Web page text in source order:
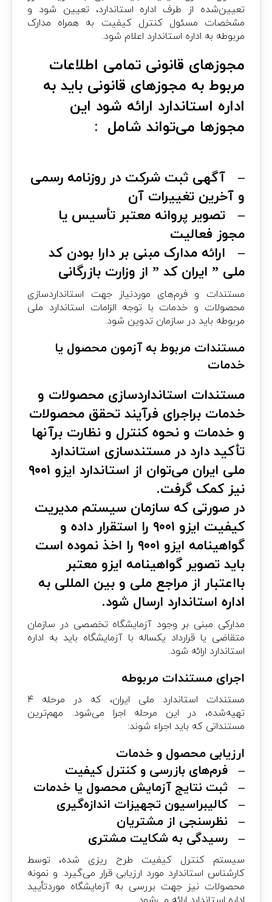
تعیین‌شده از طرف اداره استاندارد، تعیین شود و
مشخصات مسئول کنترل کیفیت به همراه مدارک
مربوطه به اداره استاندارد اعلام شود.
مجوزهای قانونی تمامی اطلاعات
مربوط به مجوزهای قانونی باید به
اداره استاندارد ارائه شود این
مجوزها می‌تواند شامل :
– آگهی ثبت شرکت در روزنامه رسمی
و آخرین تغییرات آن
– تصویر پروانه معتبر تأسیس یا
مجوز فعالیت
– ارائه مدارک مبنی بر دارا بودن کد
ملی ” ایران کد ” از وزارت بازرگانی
مستندات و فرم‌های موردنیاز جهت استانداردسازی
محصولات و خدمات با توجه الزامات استاندارد ملی
مربوطه باید در سازمان تدوین شود.
مستندات مربوط به آزمون محصول یا
خدمات
مستندات استانداردسازی محصولات و
خدمات براجرای فرآیند تحقق محصولات
و خدمات و نحوه کنترل و نظارت برآنها
تأکید دارد در مستندسازی استاندارد
ملی ایران می‌توان از استاندارد ایزو ۹۰۰۱
نیز کمک گرفت.
در صورتی که سازمان سیستم مدیریت
کیفیت ایزو ۹۰۰۱ را استقرار داده و
گواهینامه ایزو ۹۰۰۱ را اخذ نموده است
باید تصویر گواهینامه ایزو معتبر
بااعتبار از مراجع ملی و بین المللی به
اداره استاندارد ارسال شود.
مدارکی مبنی بر وجود آزمایشگاه تخصصی در سازمان
متقاضی یا قرارداد یکساله با آزمایشگاه باید به اداره
استاندارد ارائه شود.
اجرای مستندات مربوطه
مستندات استاندارد ملی ایران، که در مرحله ۴
تهیه‌شده، در این مرحله اجرا می‌شود. مهم‌ترین
مستنداتی که باید اجراء شوند:
ارزیابی محصول و خدمات
– فرم‌های بازرسی و کنترل کیفیت
– ثبت نتایج آزمایش محصول یا خدمات
– کالیبراسیون تجهیزات اندازه‌گیری
– نظرسنجی از مشتریان
– رسیدگی به شکایت مشتری
سیستم کنترل کیفیت طرح ریزی شده، توسط
کارشناس استاندارد مورد ارزیابی قرار می‌گیرد. و نمونه
محصولات نیز جهت بررسی به آزمایشگاه موردتأیید